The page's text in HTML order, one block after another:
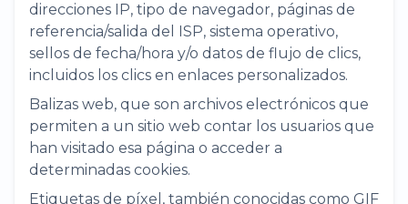
direcciones IP, tipo de navegador, páginas de
referencia/salida del ISP, sistema operativo,
sellos de fecha/hora y/o datos de flujo de clics,
incluidos los clics en enlaces personalizados.
Balizas web, que son archivos electrónicos que
permiten a un sitio web contar los usuarios que
han visitado esa página o acceder a
determinadas cookies.
Etiquetas de píxel, también conocidas como GIF